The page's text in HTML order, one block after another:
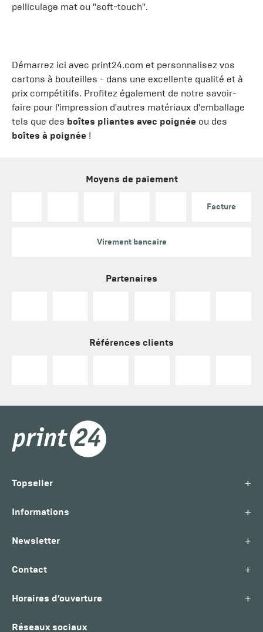
pelliculage mat ou "soft-touch".
Démarrez ici avec print24.com et personnalisez vos
cartons à bouteilles - dans une excellente qualité et à
prix compétitifs. Profitez également de notre savoir-
faire pour l'impression d'autres matériaux d'emballage
tels que des boîtes pliantes avec poignée ou des
boîtes à poignée !
Moyens de paiement
Facture
Virement bancaire
Partenaires
Références clients
Topseller +
Informations +
Newsletter +
Contact +
Horaires d’ouverture +
Réseaux sociaux